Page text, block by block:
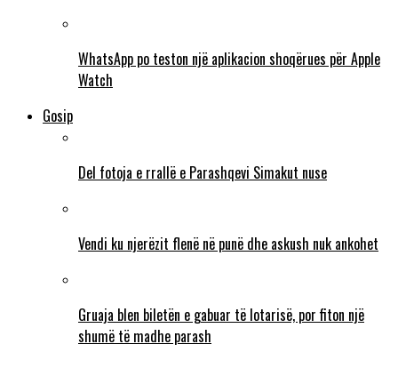
WhatsApp po teston një aplikacion shoqërues për Apple
Watch
Gosip
Del fotoja e rrallë e Parashqevi Simakut nuse
Vendi ku njerëzit flenë në punë dhe askush nuk ankohet
Gruaja blen biletën e gabuar të lotarisë, por fiton një
shumë të madhe parash